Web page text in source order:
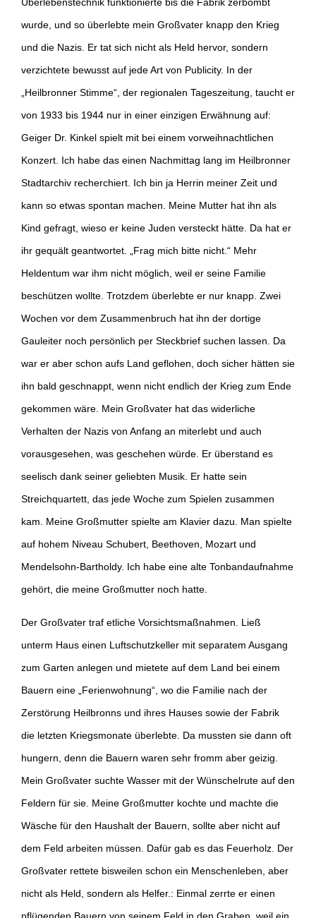
wurde, und so überlebte mein Großvater knapp den Krieg
und die Nazis. Er tat sich nicht als Held hervor, sondern
verzichtete bewusst auf jede Art von Publicity. In der
„Heilbronner Stimme“, der regionalen Tageszeitung, taucht er
von 1933 bis 1944 nur in einer einzigen Erwähnung auf:
Geiger Dr. Kinkel spielt mit bei einem vorweihnachtlichen
Konzert. Ich habe das einen Nachmittag lang im Heilbronner
Stadtarchiv recherchiert. Ich bin ja Herrin meiner Zeit und
kann so etwas spontan machen. Meine Mutter hat ihn als
Kind gefragt, wieso er keine Juden versteckt hätte. Da hat er
ihr gequält geantwortet. „Frag mich bitte nicht.“ Mehr
Heldentum war ihm nicht möglich, weil er seine Familie
beschützen wollte. Trotzdem überlebte er nur knapp. Zwei
Wochen vor dem Zusammenbruch hat ihn der dortige
Gauleiter noch persönlich per Steckbrief suchen lassen. Da
war er aber schon aufs Land geflohen, doch sicher hätten sie
ihn bald geschnappt, wenn nicht endlich der Krieg zum Ende
gekommen wäre. Mein Großvater hat das widerliche
Verhalten der Nazis von Anfang an miterlebt und auch
vorausgesehen, was geschehen würde. Er überstand es
seelisch dank seiner geliebten Musik. Er hatte sein
Streichquartett, das jede Woche zum Spielen zusammen
kam. Meine Großmutter spielte am Klavier dazu. Man spielte
auf hohem Niveau Schubert, Beethoven, Mozart und
Mendelsohn-Bartholdy. Ich habe eine alte Tonbandaufnahme
gehört, die meine Großmutter noch hatte.
Der Großvater traf etliche Vorsichtsmaßnahmen. Ließ
unterm Haus einen Luftschutzkeller mit separatem Ausgang
zum Garten anlegen und mietete auf dem Land bei einem
Bauern eine „Ferienwohnung“, wo die Familie nach der
Zerstörung Heilbronns und ihres Hauses sowie der Fabrik
die letzten Kriegsmonate überlebte. Da mussten sie dann oft
hungern, denn die Bauern waren sehr fromm aber geizig.
Mein Großvater suchte Wasser mit der Wünschelrute auf den
Feldern für sie. Meine Großmutter kochte und machte die
Wäsche für den Haushalt der Bauern, sollte aber nicht auf
dem Feld arbeiten müssen. Dafür gab es das Feuerholz. Der
Großvater rettete bisweilen schon ein Menschenleben, aber
nicht als Held, sondern als Helfer.: Einmal zerrte er einen
pflügenden Bauern von seinem Feld in den Graben, weil ein